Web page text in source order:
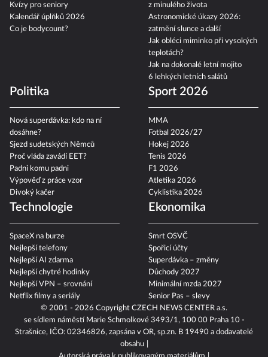
Kvízy pro seniory
Kalendář úplňků 2026
Co je bodycount?
z minulého života
Astronomické úkazy 2026:
zatmění slunce a další
Jak obléci miminko při vysokých
teplotách?
Jak na dokonalé letní mojito
6 lehkých letních salátů
Politika
Nová superdávka: kdo na ní
dosáhne?
Sjezd sudetských Němců
Proč vláda zavádí EET?
Padni komu padni
Výpověď z práce vzor
Divoký kačer
Sport 2026
MMA
Fotbal 2026/27
Hokej 2026
Tenis 2026
F1 2026
Atletika 2026
Cyklistika 2026
Technologie
SpaceX na burze
Nejlepší telefony
Nejlepší AI zdarma
Nejlepší chytré hodinky
Nejlepší VPN – srovnání
Netflix filmy a seriály
Ekonomika
Smrt OSVČ
Spořicí účty
Superdávka – změny
Důchody 2027
Minimální mzda 2027
Senior Pas – slevy
© 2001 - 2026 Copyright CZECH NEWS CENTER a.s.
se sídlem náměstí Marie Schmolkové 3493/1, 100 00 Praha 10 -
Strašnice, IČO: 02346826, zapsána v OR, sp.zn. B 19490 a dodavatelé
obsahu